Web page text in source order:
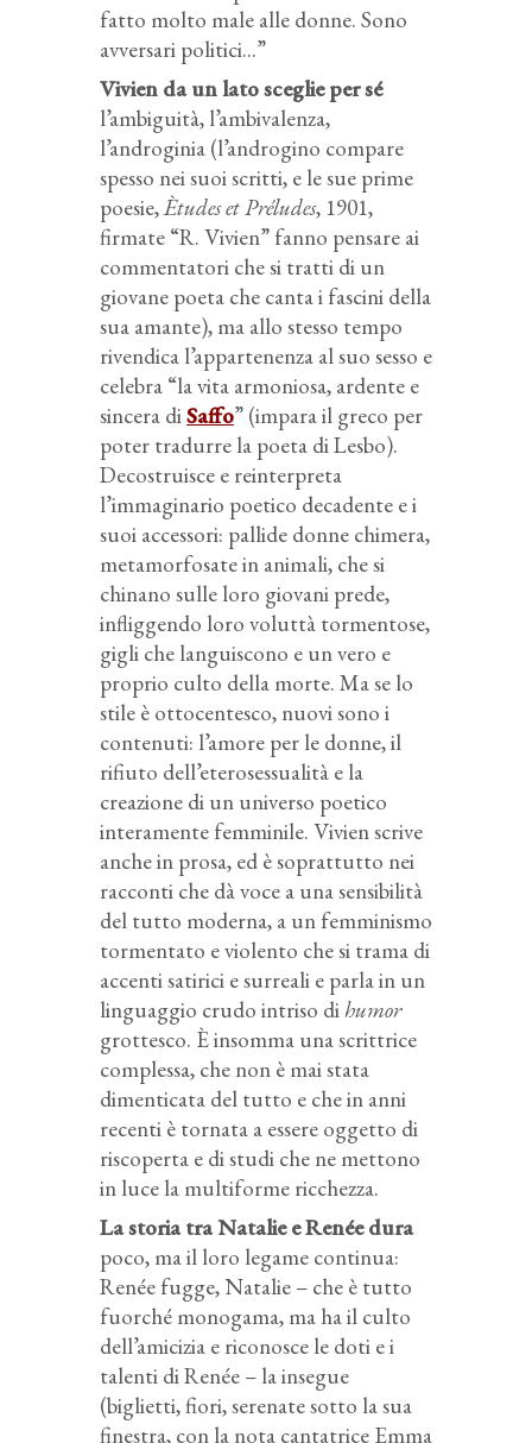
fatto molto male alle donne. Sono
avversari politici...”
Vivien da un lato sceglie per sé
l’ambiguità, l’ambivalenza,
l’androginia (l’androgino compare
spesso nei suoi scritti, e le sue prime
poesie,Ètudes et Préludes, 1901,
firmate “R. Vivien” fanno pensare ai
commentatori che si tratti di un
giovane poeta che canta i fascini della
sua amante), ma allo stesso tempo
rivendica l’appartenenza al suo sesso e
celebra “la vita armoniosa, ardente e
sincera diSaffo” (impara il greco per
poter tradurre la poeta di Lesbo).
Decostruisce e reinterpreta
l’immaginario poetico decadente e i
suoi accessori: pallide donne chimera,
metamorfosate in animali, che si
chinano sulle loro giovani prede,
infliggendo loro voluttà tormentose,
gigli che languiscono e un vero e
proprio culto della morte. Ma se lo
stile è ottocentesco, nuovi sono i
contenuti: l’amore per le donne, il
rifiuto dell’eterosessualità e la
creazione di un universo poetico
interamente femminile. Vivien scrive
anche in prosa, ed è soprattutto nei
racconti che dà voce a una sensibilità
del tutto moderna, a un femminismo
tormentato e violento che si trama di
accenti satirici e surreali e parla in un
linguaggio crudo intriso dihumor
grottesco. È insomma una scrittrice
complessa, che non è mai stata
dimenticata del tutto e che in anni
recenti è tornata a essere oggetto di
riscoperta e di studi che ne mettono
in luce la multiforme ricchezza.
La storia tra Natalie e Renée dura
poco, ma il loro legame continua:
Renée fugge, Natalie – che è tutto
fuorché monogama, ma ha il culto
dell’amicizia e riconosce le doti e i
talenti di Renée – la insegue
(biglietti, fiori, serenate sotto la sua
finestra, con la nota cantatrice Emma